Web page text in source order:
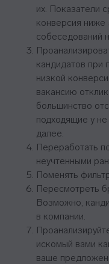
их. Показатели
конверсия ниже
собеседований
кандидатов при
низкой
вакансию
большинство
подходящие у
далее.
Переработать
неучтенными
Поменять
Пересмотреть
Возможно,
в компании.
искомый вами
ваше
Контакты
Компаниям
Студентам
sales@top-career.ru
+7 495 369 56 15
Корпоративное обучение
Программы обучения
Реквизиты:
ООО «ТОП-карьера»
ИНН 7714459360
Рекрутмент для команд
Командная лицензия